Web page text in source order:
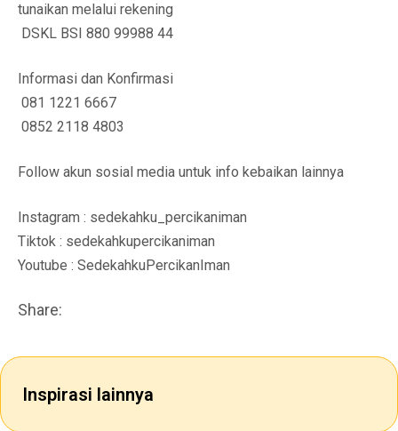
tunaikan melalui rekening
DSKL BSI 880 99988 44
Informasi dan Konfirmasi
081 1221 6667
0852 2118 4803
Follow akun sosial media untuk info kebaikan lainnya
Instagram : sedekahku_percikaniman
Tiktok : sedekahkupercikaniman
Youtube : SedekahkuPercikanIman
Share:
Inspirasi lainnya